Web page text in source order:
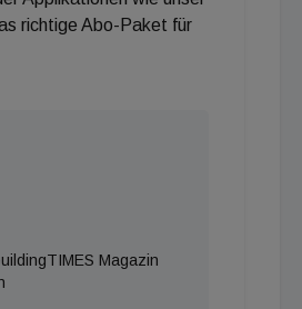
richtige Abo-Paket für
Magazin